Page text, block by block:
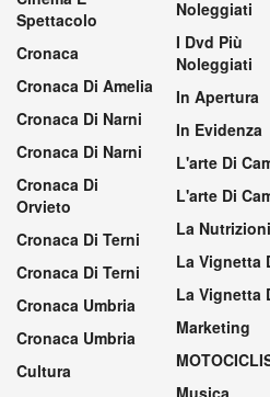
Spettacolo
Cronaca
Cronaca Di Amelia
Cronaca Di Narni
Cronaca Di Narni
Cronaca Di
Orvieto
Cronaca Di Terni
Cronaca Di Terni
Cronaca Umbria
Cronaca Umbria
Cultura
Noleggiati
I Dvd Più
Noleggiati
In Apertura
In Evidenza
L'arte Di
L'arte Di
La
La Vignetta
La Vignetta
Marketing
Musica